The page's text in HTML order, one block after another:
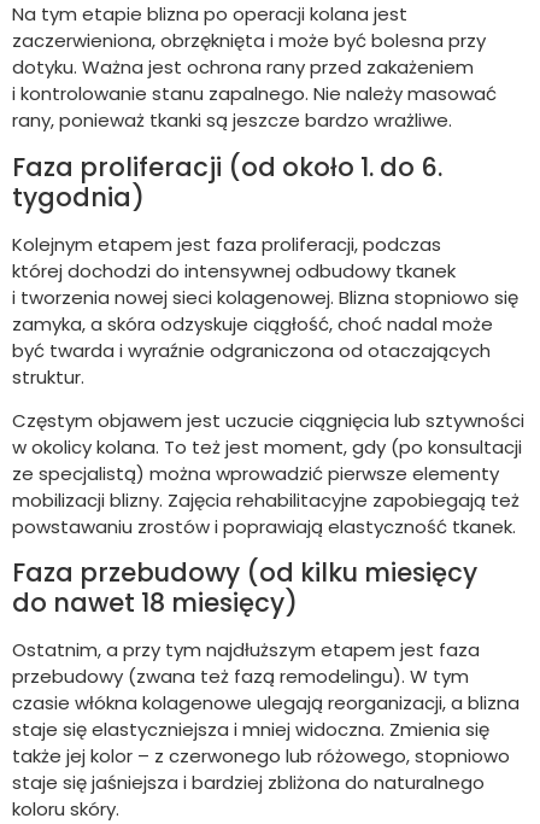
Na tym etapie blizna po operacji kolana jest
zaczerwieniona, obrzęknięta i może być bolesna przy
dotyku. Ważna jest ochrona rany przed zakażeniem
i kontrolowanie stanu zapalnego. Nie należy masować
rany, ponieważ tkanki są jeszcze bardzo wrażliwe.
Faza proliferacji (od około 1. do 6.
tygodnia)
Kolejnym etapem jest faza proliferacji, podczas
której dochodzi do intensywnej odbudowy tkanek
i tworzenia nowej sieci kolagenowej. Blizna stopniowo się
zamyka, a skóra odzyskuje ciągłość, choć nadal może
być twarda i wyraźnie odgraniczona od otaczających
struktur.
Częstym objawem jest uczucie ciągnięcia lub sztywności
w okolicy kolana. To też jest moment, gdy (po konsultacji
ze specjalistą) można wprowadzić pierwsze elementy
mobilizacji blizny. Zajęcia rehabilitacyjne zapobiegają też
powstawaniu zrostów i poprawiają elastyczność tkanek.
Faza przebudowy (od kilku miesięcy
do nawet 18 miesięcy)
Ostatnim, a przy tym najdłuższym etapem jest faza
przebudowy (zwana też fazą remodelingu). W tym
czasie włókna kolagenowe ulegają reorganizacji, a blizna
staje się elastyczniejsza i mniej widoczna. Zmienia się
także jej kolor – z czerwonego lub różowego, stopniowo
staje się jaśniejsza i bardziej zbliżona do naturalnego
koloru skóry.